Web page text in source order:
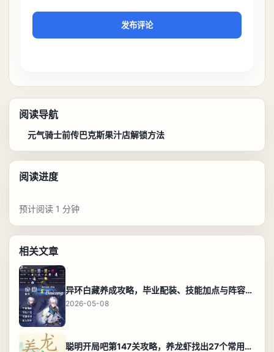
发布评论
阅读导航
元气骑士前传巴克斯果汁店解锁方法
阅读进度
预计阅读 1 分钟
相关文章
异环白藏养成攻略，毕业配装、技能加点与阵容搭配保姆级解析
2026-05-08
聪明开局吧第147关攻略，养龙虾找出27个常用字通关答案